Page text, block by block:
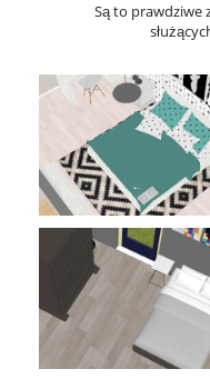
Są to prawdziwe